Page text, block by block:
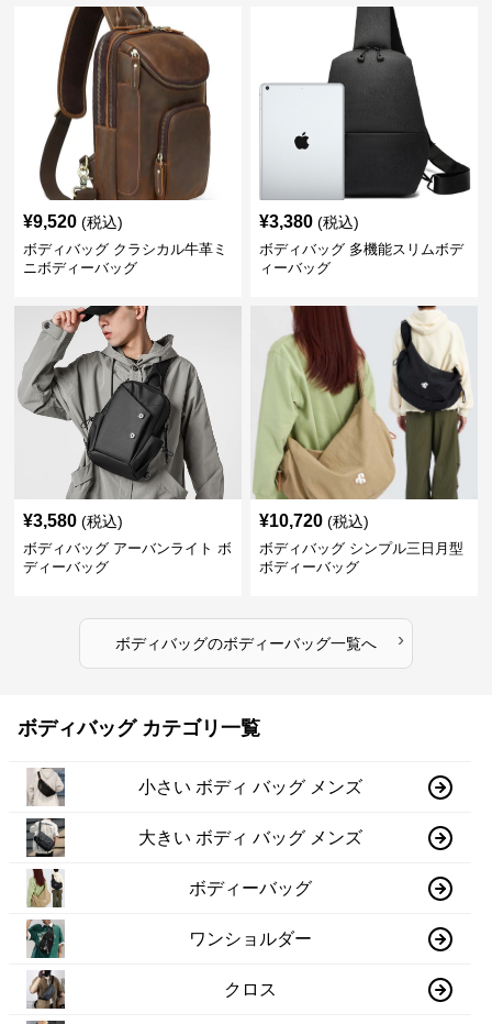
¥9,520 (税込)
ボディバッグ クラシカル牛革ミ
ニボディーバッグ
¥3,380 (税込)
ボディバッグ 多機能スリムボデ
ィーバッグ
¥3,580 (税込)
ボディバッグ アーバンライト ボ
ディーバッグ
¥10,720 (税込)
ボディバッグ シンプル三日月型
ボディーバッグ
ボディバッグのボディーバッグ一覧へ ›
ボディバッグ カテゴリ一覧
小さい ボディ バッグ メンズ
大きい ボディ バッグ メンズ
ボディーバッグ
ワンショルダー
クロス